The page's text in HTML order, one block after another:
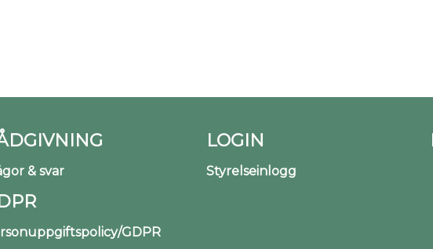
& svar
GDPR
LOGIN
Styrelseinlogg